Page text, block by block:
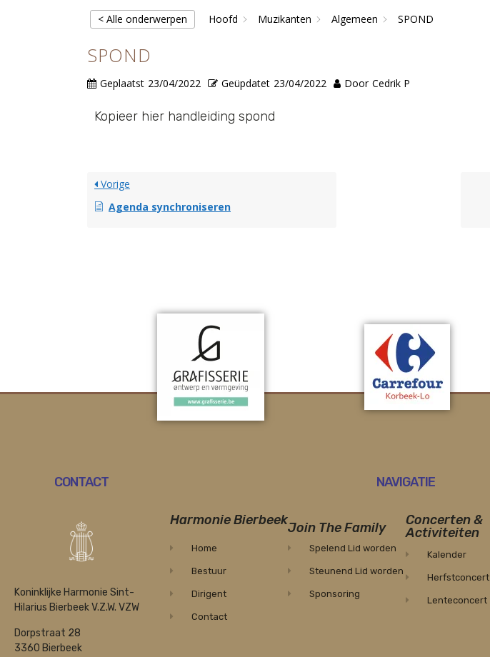
< Alle onderwerpen Hoofd Muzikanten Algemeen SPOND
SPOND
Geplaatst 23/04/2022 Geüpdatet 23/04/2022 Door Cedrik P
Kopieer hier handleiding spond
Vorige
Agenda synchroniseren
CONTACT
Koninklijke Harmonie Sint-
Hilarius Bierbeek V.Z.W. VZW
Dorpstraat 28
3360 Bierbeek
NAVIGATIE
Harmonie Bierbeek
Home
Bestuur
Dirigent
Contact
Join The Family
Spelend Lid worden
Steunend Lid worden
Sponsoring
Concerten &
Activiteiten
Kalender
Herfstconcert
Lenteconcert